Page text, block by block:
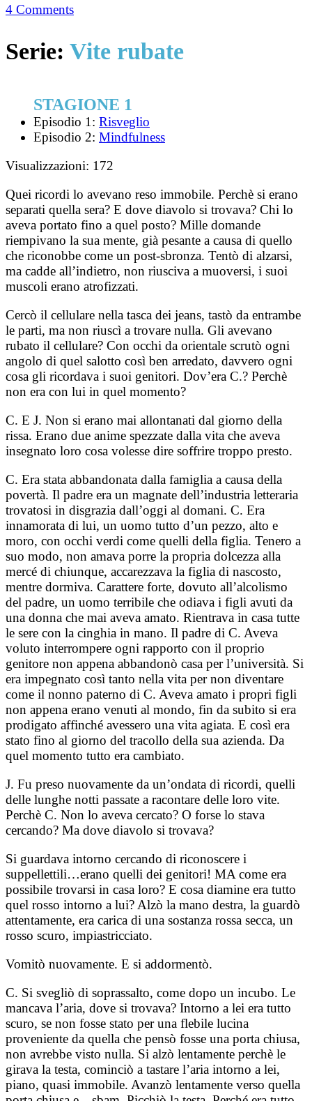
4 Comments
Serie: Vite rubate
STAGIONE 1
Episodio 1: Risveglio
Episodio 2: Mindfulness
Visualizzazioni: 172
Quei ricordi lo avevano reso immobile. Perchè si erano
separati quella sera? E dove diavolo si trovava? Chi lo
aveva portato fino a quel posto? Mille domande
riempivano la sua mente, già pesante a causa di quello
che riconobbe come un post-sbronza. Tentò di alzarsi,
ma cadde all’indietro, non riusciva a muoversi, i suoi
muscoli erano atrofizzati.
Cercò il cellulare nella tasca dei jeans, tastò da entrambe
le parti, ma non riuscì a trovare nulla. Gli avevano
rubato il cellulare? Con occhi da orientale scrutò ogni
angolo di quel salotto così ben arredato, davvero ogni
cosa gli ricordava i suoi genitori. Dov’era C.? Perchè
non era con lui in quel momento?
C. E J. Non si erano mai allontanati dal giorno della
rissa. Erano due anime spezzate dalla vita che aveva
insegnato loro cosa volesse dire soffrire troppo presto.
C. Era stata abbandonata dalla famiglia a causa della
povertà. Il padre era un magnate dell’industria letteraria
trovatosi in disgrazia dall’oggi al domani. C. Era
innamorata di lui, un uomo tutto d’un pezzo, alto e
moro, con occhi verdi come quelli della figlia. Tenero a
suo modo, non amava porre la propria dolcezza alla
mercé di chiunque, accarezzava la figlia di nascosto,
mentre dormiva. Carattere forte, dovuto all’alcolismo
del padre, un uomo terribile che odiava i figli avuti da
una donna che mai aveva amato. Rientrava in casa tutte
le sere con la cinghia in mano. Il padre di C. Aveva
voluto interrompere ogni rapporto con il proprio
genitore non appena abbandonò casa per l’università. Si
era impegnato così tanto nella vita per non diventare
come il nonno paterno di C. Aveva amato i propri figli
non appena erano venuti al mondo, fin da subito si era
prodigato affinché avessero una vita agiata. E così era
stato fino al giorno del tracollo della sua azienda. Da
quel momento tutto era cambiato.
J. Fu preso nuovamente da un’ondata di ricordi, quelli
delle lunghe notti passate a racontare delle loro vite.
Perchè C. Non lo aveva cercato? O forse lo stava
cercando? Ma dove diavolo si trovava?
Si guardava intorno cercando di riconoscere i
suppellettili…erano quelli dei genitori! MA come era
possibile trovarsi in casa loro? E cosa diamine era tutto
quel rosso intorno a lui? Alzò la mano destra, la guardò
attentamente, era carica di una sostanza rossa secca, un
rosso scuro, impiastricciato.
Vomitò nuovamente. E si addormentò.
C. Si svegliò di soprassalto, come dopo un incubo. Le
mancava l’aria, dove si trovava? Intorno a lei era tutto
scuro, se non fosse stato per una flebile lucina
proveniente da quella che pensò fosse una porta chiusa,
non avrebbe visto nulla. Si alzò lentamente perchè le
girava la testa, cominciò a tastare l’aria intorno a lei,
piano, quasi immobile. Avanzò lentamente verso quella